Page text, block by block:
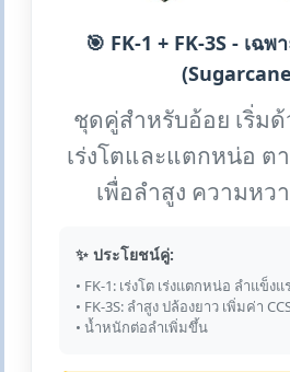
🎯 FK-1 + FK-3S - เฉ
ชุดคู่สำหรับอ้อย เริ่มด้
เร่งโตและแตกหน่อ ต
เพื่อลำสูง ความหวา
✨ ประโยชน์คู่:
• FK-1: เร่งโต เร่งแตกหน่อ ลำแข็งแ
• FK-3S: ลำสูง ปล้องยาว เพิ่มค่า
• น้ำหนักต่อลำเพิ่มขึ้น